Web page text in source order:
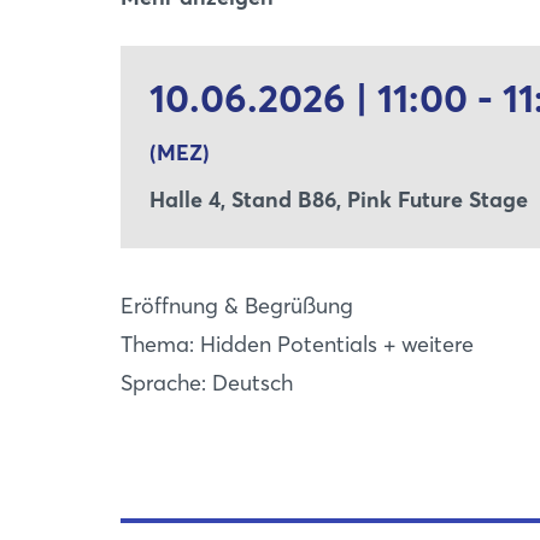
gestalten und zu einem kraftvollen
haben, Veränderung zu denken und zu
10.06.2026 | 11:00 -
(MEZ)
Halle 4, Stand B86, Pink Future Stage
Eröffnung & Begrüßung
Thema: Hidden Potentials + weitere
Sprache: Deutsch